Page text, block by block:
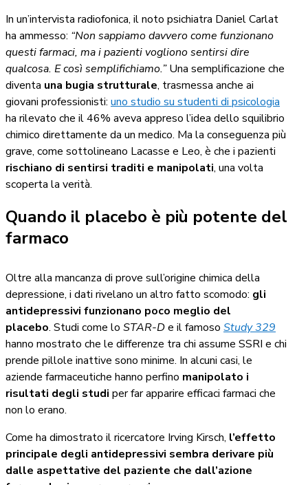
In un’intervista radiofonica, il noto psichiatra Daniel Carlat
ha ammesso: “Non sappiamo davvero come funzionano
questi farmaci, ma i pazienti vogliono sentirsi dire
qualcosa. E così semplifichiamo.”Una semplificazione che
diventa una bugia strutturale, trasmessa anche ai
giovani professionisti: uno studio su studenti di psicologia
ha rilevato che il 46% aveva appreso l’idea dello squilibrio
chimico direttamente da un medico. Ma la conseguenza più
grave, come sottolineano Lacasse e Leo, è che i pazienti
rischiano di sentirsi traditi e manipolati, una volta
scoperta la verità.
Quando il placebo è più potente del
farmaco
Oltre alla mancanza di prove sull’origine chimica della
depressione, i dati rivelano un altro fatto scomodo: gli
antidepressivi funzionano poco meglio del
placebo. Studi come lo STAR-De il famoso Study 329
hanno mostrato che le differenze tra chi assume SSRI e chi
prende pillole inattive sono minime. In alcuni casi, le
aziende farmaceutiche hanno perfino manipolato i
risultati degli studi per far apparire efficaci farmaci che
non lo erano.
Come ha dimostrato il ricercatore Irving Kirsch, l’effetto
principale degli antidepressivi sembra derivare più
dalle aspettative del paziente che dall’azione